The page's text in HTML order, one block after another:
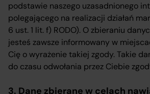
podstawie naszego uzasadnionego
polegającego na realizacji działań
6 ust. 1 lit. f) RODO). O zbieraniu
jesteś zawsze informowany w
Cię o wyrażenie takiej zgody. Takie
do czasu odwołania przez Ciebie
3. Dane zbierane w celach